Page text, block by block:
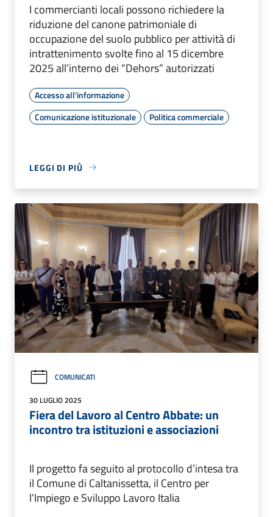
I commercianti locali possono richiedere la
riduzione del canone patrimoniale di
occupazione del suolo pubblico per attività di
intrattenimento svolte fino al 15 dicembre
2025 all’interno dei “Dehors” autorizzati
Accesso all'informazione
Comunicazione istituzionale
Politica commerciale
LEGGI DI PIÙ
COMUNICATI
30 LUGLIO 2025
Fiera del Lavoro al Centro Abbate: un
incontro tra istituzioni e associazioni
Il progetto fa seguito al protocollo d’intesa tra
il Comune di Caltanissetta, il Centro per
l’Impiego e Sviluppo Lavoro Italia